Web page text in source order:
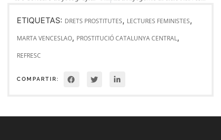
ETIQUETAS: DRETS PROSTITUTES, LECTURES FEMINISTES,
MARTA VENCESLAO, PROSTITUCIÓ CATALUNYA CENTRAL,
REFRESC
COMPARTIR: